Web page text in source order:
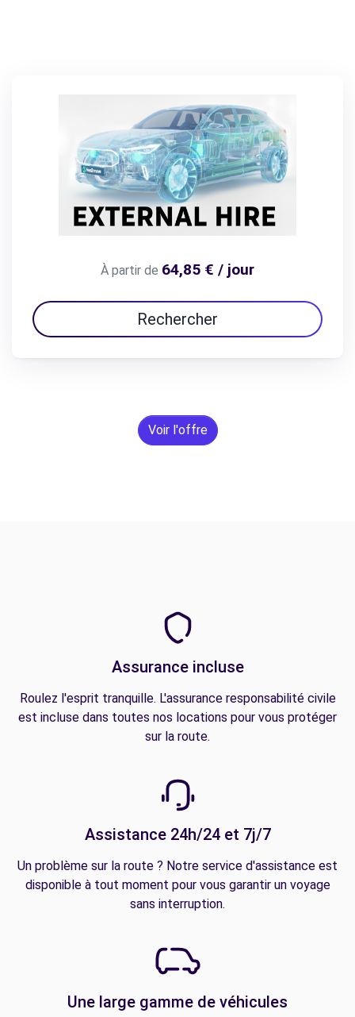
À partir de 64,85 € / jour
Rechercher
Voir l'offre
Assurance incluse
Roulez l'esprit tranquille. L'assurance responsabilité civile
est incluse dans toutes nos locations pour vous protéger
sur la route.
Assistance 24h/24 et 7j/7
Un problème sur la route ? Notre service d'assistance est
disponible à tout moment pour vous garantir un voyage
sans interruption.
Une large gamme de véhicules